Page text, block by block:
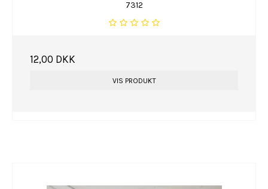
7312
12,00 DKK
VIS PRODUKT